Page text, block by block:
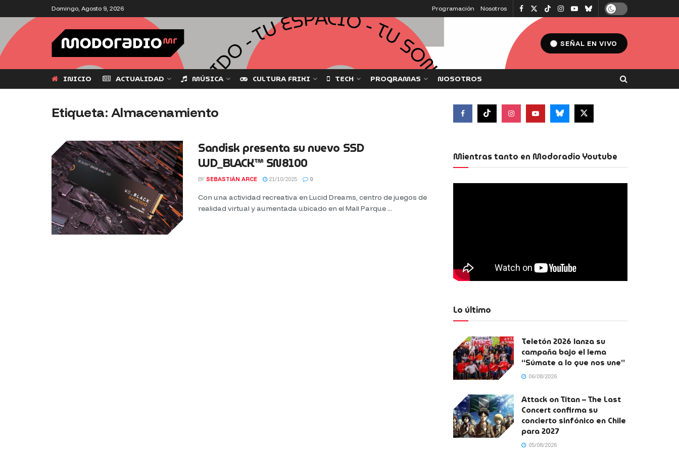
Domingo, Agosto 9, 2026 Programación Nosotros
SEÑAL EN VIVO
INICIO ACTUALIDAD MÚSICA CULTURA FRIKI TECH PROGRAMAS NOSOTROS
Etiqueta: Almacenamiento
Sandisk presenta su nuevo SSD
WD_BLACK™ SN8100
BY SEBASTIÁN ARCE 21/10/2025 0
Con una actividad recreativa en Lucid Dreams, centro de juegos de
realidad virtual y aumentada ubicado en el Mall Parque ...
Mientras tanto en Modoradio Youtube
Lo último
Teletón 2026 lanza su
campaña bajo el lema
“Súmate a lo que nos une”
06/08/2026
Attack on Titan – The Last
Concert confirma su
concierto sinfónico en Chile
para 2027
05/08/2026